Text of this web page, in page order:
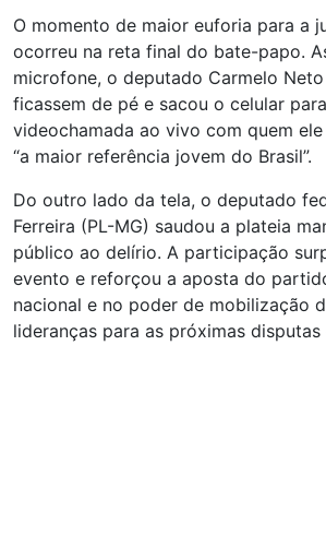
O momento de maior euforia para a
ocorreu na reta final do bate-papo.
microfone, o deputado Carmelo
ficassem de pé e sacou o celular
videochamada ao vivo com quem
“a maior referência jovem do Brasil”.
Do outro lado da tela, o deputado
Ferreira (PL-MG) saudou a plateia
público ao delírio. A participação
evento e reforçou a aposta do
nacional e no poder de mobilização
lideranças para as próximas disputas